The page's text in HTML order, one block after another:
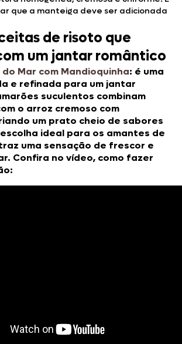
que a manteiga deve ser adicionada
de risoto que
um jantar romântico
Mar com Mandioquinha: é uma
e refinada para um jantar
suculentos combinam
o arroz cremoso com
um prato cheio de sabores
escolha ideal para os amantes de
uma sensação de frescor e
Confira no vídeo, como fazer